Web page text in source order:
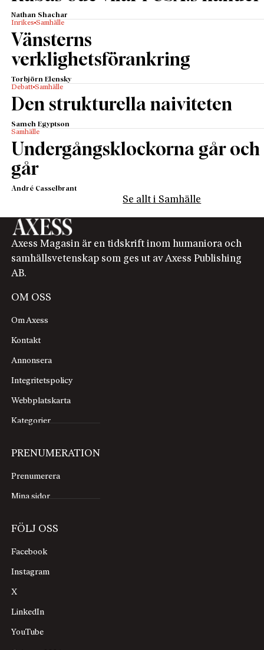
Nathan Shachar
Inrikes Samhälle
Vänsterns
verklighetsförankring
Torbjörn Elensky
Debatt Samhälle
Den strukturella naiviteten
Sameh Egyptson
Samhälle
Undergångsklockorna går och
går
André Casselbrant
Se allt i Samhälle
Axess Magasin är en tidskrift inom humaniora och
samhällsvetenskap som ges ut av Axess Publishing
AB.
OM OSS
Om Axess
Kontakt
Annonsera
Integritetspolicy
Webbplatskarta
Kategorier
PRENUMERATION
Prenumerera
Mina sidor
FÖLJ OSS
Facebook
Instagram
X
LinkedIn
YouTube